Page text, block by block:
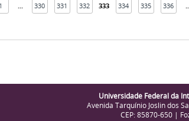
1 330 331 332 333 334 335 336
Universidade Federal da
Avenida Tarquínio Joslin dos
CEP: 85870-650 |